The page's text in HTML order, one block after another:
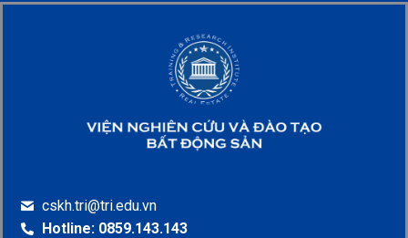
cskh.tri@tri.edu.vn
Hotline: 0859.143.143